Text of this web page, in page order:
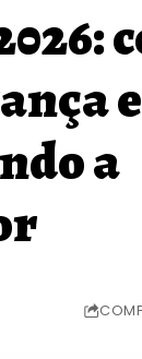
e
a